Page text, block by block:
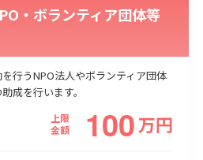
情報通信業 卸売･小売業
医療･福祉 農業･林業
漁業
・ボランティア団体等
行うNPO法人やボランティア団体
成を行います。
上限
金額
100万円